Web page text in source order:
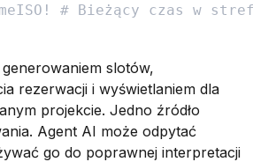
! # Bieżący czas w
slotów,
rezerwacji i wyświetlaniem dla
projekcie. Jedno źródło
Agent AI może odpytać
go do poprawnej interpretacji